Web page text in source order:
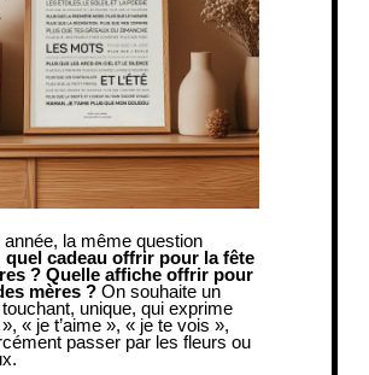
année, la même question
quel cadeau offrir pour la fête
? Quelle affiche offrir pour
mères ? On souhaite un
unique, qui exprime
« je t’aime », « je te vois »,
passer par les fleurs ou